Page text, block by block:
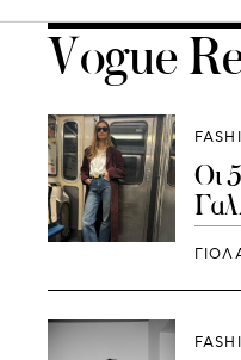
Vogue
Οι